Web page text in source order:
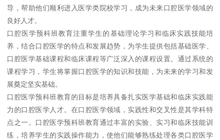
导，帮助他们顺利进入医学类院校学习，成为未来口腔医学领域的
良好人才。
口腔医学预科班教育注重学生的基础理论学习和临床实践技能培
养，结合口腔医学的特点和发展趋势，为学生提供包括基础医学、
口腔医学基础课程和临床课程等广泛深入的课程设置。通过系统的
课程学习，学生将掌握口腔医学的知识和技能，为未来的学习和发
展奠定坚实基础。
口腔医学预科班教育的目标是培养具备扎实医学基础和临床实践能
力的口腔医学人才。在口腔医学领域，实践性和交叉性是其学科特
点之一。口腔医学预科班教育通过丰富的实验、实习和临床技能训
练，培养学生的实践操作能力，使他们能够熟练处理各类口腔医学